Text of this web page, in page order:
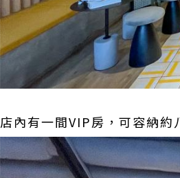
店內有一間VIP房，可容納約